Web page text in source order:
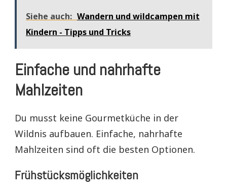
Siehe auch: Wandern und wildcampen mit
Kindern - Tipps und Tricks
Einfache und nahrhafte
Mahlzeiten
Du musst keine Gourmetküche in der
Wildnis aufbauen. Einfache, nahrhafte
Mahlzeiten sind oft die besten Optionen.
Frühstücksmöglichkeiten